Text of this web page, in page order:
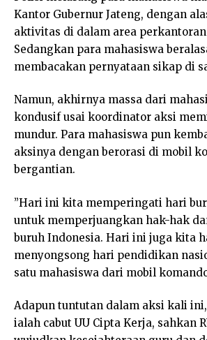
Kantor Gubernur Jateng, dengan
aktivitas di dalam area
Sedangkan para mahasiswa
membacakan pernyataan sikap di
Namun, akhirnya massa dari
kondusif usai koordinator aksi
mundur. Para mahasiswa pun
aksinya dengan berorasi di mobil
bergantian.
”Hari ini kita memperingati hari
untuk memperjuangkan hak-hak
buruh Indonesia. Hari ini juga kita
menyongsong hari pendidikan
satu mahasiswa dari mobil
Adapun tuntutan dalam aksi kali
ialah cabut UU Cipta Kerja, sahkan